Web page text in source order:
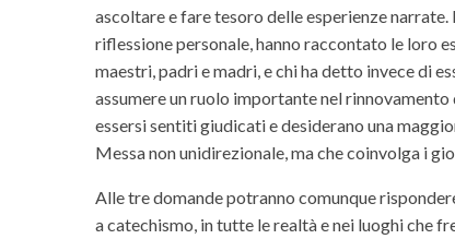
ascoltare e fare tesoro delle esperienze
riflessione personale, hanno raccontato le loro
maestri, padri e madri, e chi ha detto invece di
assumere un ruolo importante nel
essersi sentiti giudicati e desiderano una
Messa non unidirezionale, ma che coinvolga i
Alle tre domande potranno comunque
a catechismo, in tutte le realtà e nei luoghi che